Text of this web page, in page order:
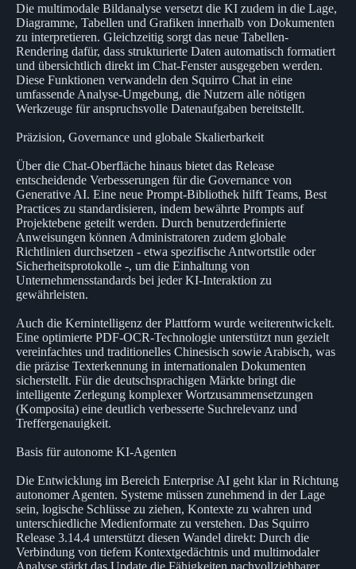
Die multimodale Bildanalyse versetzt die KI zudem in die Lage,
Diagramme, Tabellen und Grafiken innerhalb von Dokumenten
zu interpretieren. Gleichzeitig sorgt das neue Tabellen-
Rendering dafür, dass strukturierte Daten automatisch formatiert
und übersichtlich direkt im Chat-Fenster ausgegeben werden.
Diese Funktionen verwandeln den Squirro Chat in eine
umfassende Analyse-Umgebung, die Nutzern alle nötigen
Werkzeuge für anspruchsvolle Datenaufgaben bereitstellt.
Präzision, Governance und globale Skalierbarkeit
Über die Chat-Oberfläche hinaus bietet das Release
entscheidende Verbesserungen für die Governance von
Generative AI. Eine neue Prompt-Bibliothek hilft Teams, Best
Practices zu standardisieren, indem bewährte Prompts auf
Projektebene geteilt werden. Durch benutzerdefinierte
Anweisungen können Administratoren zudem globale
Richtlinien durchsetzen - etwa spezifische Antwortstile oder
Sicherheitsprotokolle -, um die Einhaltung von
Unternehmensstandards bei jeder KI-Interaktion zu
gewährleisten.
Auch die Kernintelligenz der Plattform wurde weiterentwickelt.
Eine optimierte PDF-OCR-Technologie unterstützt nun gezielt
vereinfachtes und traditionelles Chinesisch sowie Arabisch, was
die präzise Texterkennung in internationalen Dokumenten
sicherstellt. Für die deutschsprachigen Märkte bringt die
intelligente Zerlegung komplexer Wortzusammensetzungen
(Komposita) eine deutlich verbesserte Suchrelevanz und
Treffergenauigkeit.
Basis für autonome KI-Agenten
Die Entwicklung im Bereich Enterprise AI geht klar in Richtung
autonomer Agenten. Systeme müssen zunehmend in der Lage
sein, logische Schlüsse zu ziehen, Kontexte zu wahren und
unterschiedliche Medienformate zu verstehen. Das Squirro
Release 3.14.4 unterstützt diesen Wandel direkt: Durch die
Verbindung von tiefem Kontextgedächtnis und multimodaler
Analyse stärkt das Update die Fähigkeiten nachvollziehbarer,